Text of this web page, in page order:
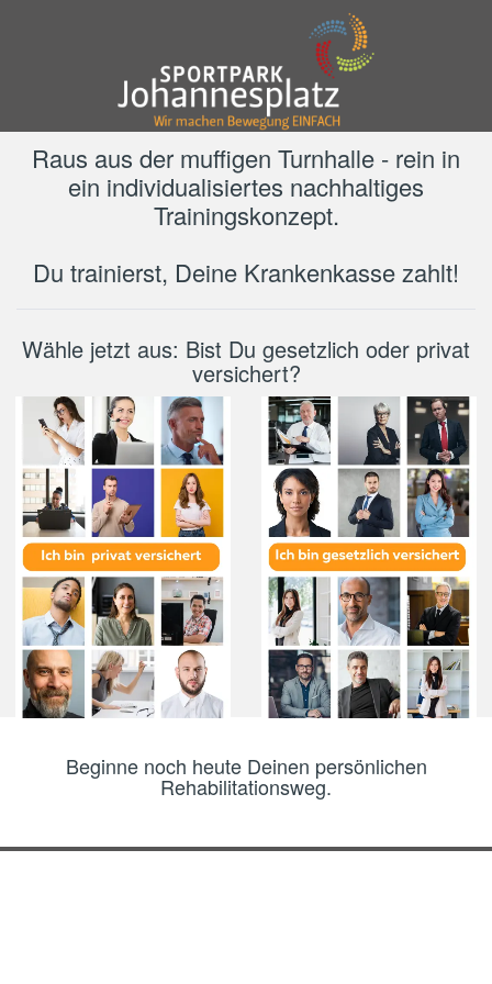
Raus aus der muffigen Turnhalle - rein in
ein individualisiertes nachhaltiges
Trainingskonzept.
Du trainierst, Deine Krankenkasse zahlt!
Wähle jetzt aus: Bist Du gesetzlich oder privat
versichert?
Beginne noch heute Deinen persönlichen
Rehabilitationsweg.